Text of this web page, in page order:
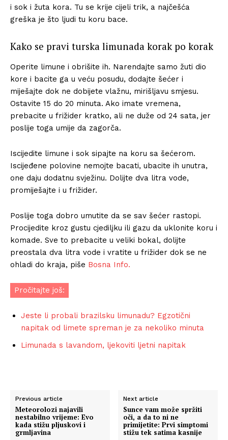
i sok i žuta kora. Tu se krije cijeli trik, a najčešća
greška je što ljudi tu koru bace.
Kako se pravi turska limunada korak po korak
Operite limune i obrišite ih. Narendajte samo žuti dio
kore i bacite ga u veću posudu, dodajte šećer i
miješajte dok ne dobijete vlažnu, mirišljavu smjesu.
Ostavite 15 do 20 minuta. Ako imate vremena,
prebacite u frižider kratko, ali ne duže od 24 sata, jer
poslije toga umije da zagorča.
Iscijedite limune i sok sipajte na koru sa šećerom.
Iscijeđene polovine nemojte bacati, ubacite ih unutra,
one daju dodatnu svježinu. Dolijte dva litra vode,
promiješajte i u frižider.
Poslije toga dobro umutite da se sav šećer rastopi.
Procijedite kroz gustu cjediljku ili gazu da uklonite koru i
komade. Sve to prebacite u veliki bokal, dolijte
preostala dva litra vode i vratite u frižider dok se ne
ohladi do kraja, piše Bosna Info.
Pročitajte još:
Jeste li probali brazilsku limunadu? Egzotični
napitak od limete spreman je za nekoliko minuta
Limunada s lavandom, ljekoviti ljetni napitak
Previous article
Meteorolozi najavili
nestabilno vrijeme: Evo
kada stižu pljuskovi i
grmljavina
Next article
Sunce vam može spržiti
oči, a da to ni ne
primijetite: Prvi simptomi
stižu tek satima kasnije